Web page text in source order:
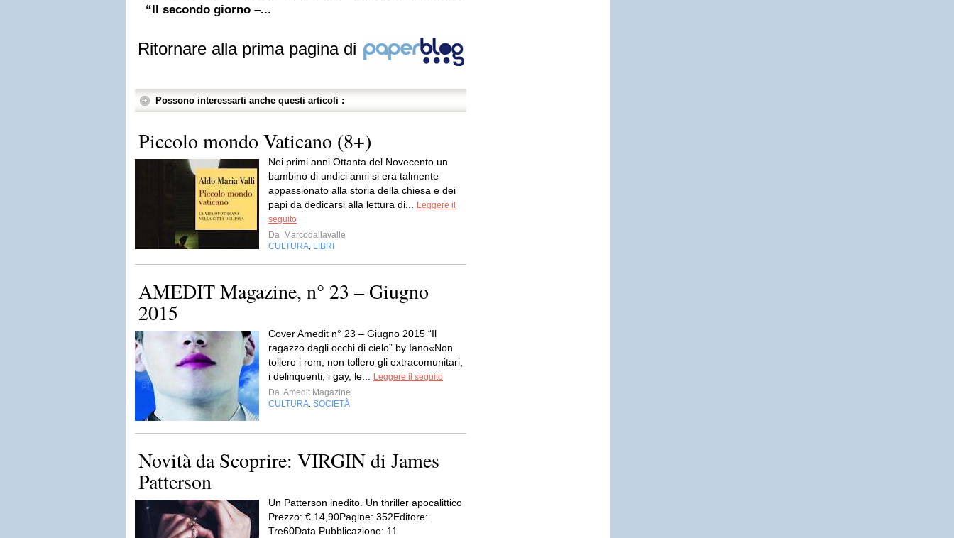
“Il secondo giorno –...
Ritornare alla prima pagina di
Possono interessarti anche questi articoli :
Piccolo mondo Vaticano (8+)
Nei primi anni Ottanta del Novecento un
bambino di undici anni si era talmente
appassionato alla storia della chiesa e dei
papi da dedicarsi alla lettura di...
Leggere il
seguito
Da Marcodallavalle
CULTURA LIBRI
AMEDIT Magazine, n° 23 – Giugno
2015
Cover Amedit n° 23 – Giugno 2015 “Il
ragazzo dagli occhi di cielo” by Iano«Non
tollero i rom, non tollero gli extracomunitari,
i delinquenti, i gay, le...
Leggere il seguito
Da Amedit Magazine
CULTURA SOCIETÀ
Novità da Scoprire: VIRGIN di James
Patterson
Un Patterson inedito. Un thriller apocalittico
Prezzo: € 14,90Pagine: 352Editore:
Tre60Data Pubblicazione: 11